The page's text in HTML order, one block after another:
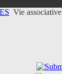
Vie associative